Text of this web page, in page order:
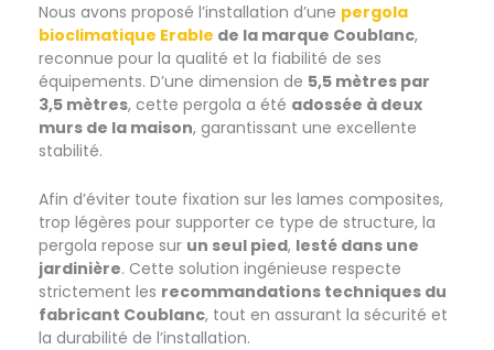
Nous avons proposé l’installation d’une pergola
bioclimatique Erable de la marque Coublanc,
reconnue pour la qualité et la fiabilité de ses
équipements. D’une dimension de 5,5 mètres par
3,5 mètres, cette pergola a été adossée à deux
murs de la maison, garantissant une excellente
stabilité.
Afin d’éviter toute fixation sur les lames composites,
trop légères pour supporter ce type de structure, la
pergola repose sur un seul pied, lesté dans une
jardinière. Cette solution ingénieuse respecte
strictement les recommandations techniques du
fabricant Coublanc, tout en assurant la sécurité et
la durabilité de l’installation.